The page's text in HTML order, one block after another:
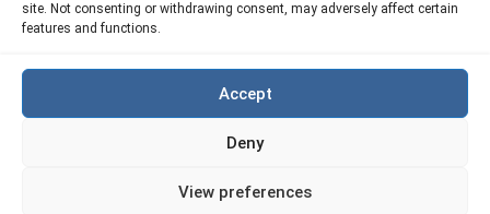
site. Not consenting or withdrawing consent, may adversely affect certain
features and functions.
Accept
Deny
View preferences
我们的 API
eSIM5G 退款政策
隐私政策
Site Map